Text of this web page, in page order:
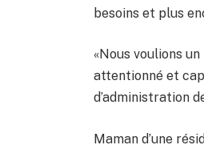
besoins et plus
«Nous voulions
attentionné et
d’administration
Maman d’une